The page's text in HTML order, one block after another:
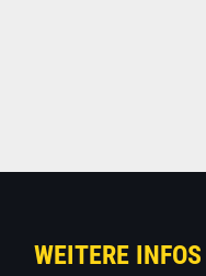
WEITERE INFOS